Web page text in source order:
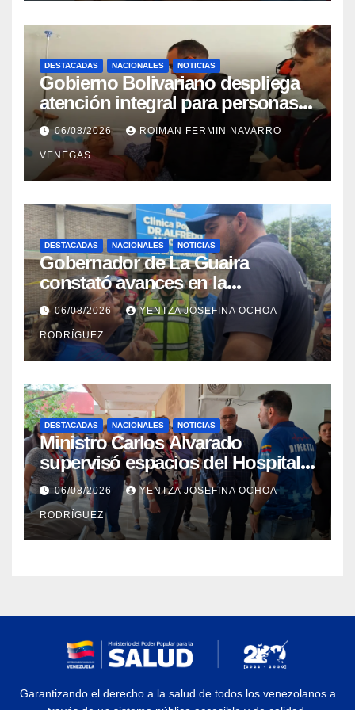
DESTACADAS NACIONALES NOTICIAS
Gobierno Bolivariano despliega
atención integral para personas
con discapacidad en
campamentos de La Guaira
06/08/2026 ROIMAN FERMIN NAVARRO
VENEGAS
DESTACADAS NACIONALES NOTICIAS
Gobernador de La Guaira
constató avances en la
rehabilitación del Hospitalito de
Catia la Mar
06/08/2026 YENTZA JOSEFINA OCHOA
RODRÍGUEZ
DESTACADAS NACIONALES NOTICIAS
Ministro Carlos Alvarado
supervisó espacios del Hospital
Dermatológico Dr. Martín Vegas
en La Guaira
06/08/2026 YENTZA JOSEFINA OCHOA
RODRÍGUEZ
Garantizando el derecho a la salud de todos los venezolanos a